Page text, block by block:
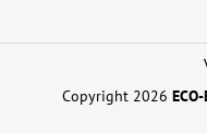
Copyright 2026 ECO-